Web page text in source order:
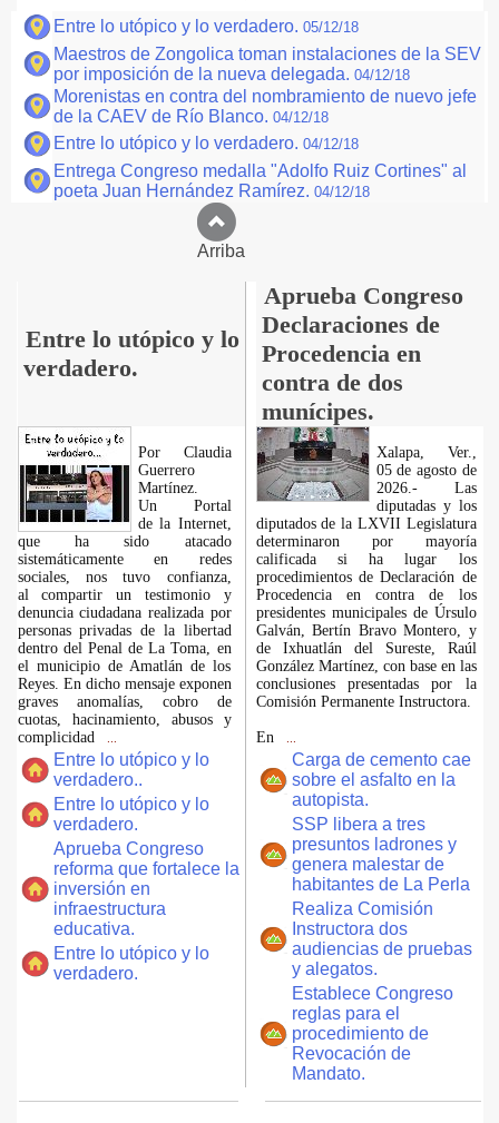
Entre lo utópico y lo verdadero. 05/12/18
Maestros de Zongolica toman instalaciones de la SEV
por imposición de la nueva delegada. 04/12/18
Morenistas en contra del nombramiento de nuevo jefe
de la CAEV de Río Blanco. 04/12/18
Entre lo utópico y lo verdadero. 04/12/18
Entrega Congreso medalla "Adolfo Ruiz Cortines" al
poeta Juan Hernández Ramírez. 04/12/18
Arriba
Entre lo utópico y lo
verdadero.
Aprueba Congreso
Declaraciones de
Procedencia en
contra de dos
munícipes.
Por Claudia
Guerrero
Martínez.
​Un Portal
de la Internet,
que ha sido atacado
sistemáticamente en redes
sociales, nos tuvo confianza,
al compartir un testimonio y
denuncia ciudadana realizada por
personas privadas de la libertad
dentro del Penal de La Toma, en
el municipio de Amatlán de los
Reyes. En dicho mensaje exponen
graves anomalías, cobro de
cuotas, hacinamiento, abusos y
complicidad
Entre lo utópico y lo
verdadero..
Entre lo utópico y lo
verdadero.
Aprueba Congreso
reforma que fortalece la
inversión en
infraestructura
educativa.
Entre lo utópico y lo
verdadero.
Xalapa, Ver.,
05 de agosto de
2026.- Las
diputadas y los
diputados de la LXVII Legislatura
determinaron por mayoría
calificada si ha lugar los
procedimientos de Declaración de
Procedencia en contra de los
presidentes municipales de Úrsulo
Galván, Bertín Bravo Montero, y
de Ixhuatlán del Sureste, Raúl
González Martínez, con base en las
conclusiones presentadas por la
Comisión Permanente Instructora.
En
Carga de cemento cae
sobre el asfalto en la
autopista.
SSP libera a tres
presuntos ladrones y
genera malestar de
habitantes de La Perla
Realiza Comisión
Instructora dos
audiencias de pruebas
y alegatos.
Establece Congreso
reglas para el
procedimiento de
Revocación de
Mandato.